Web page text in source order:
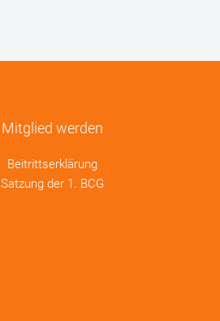
Mitglied werden
Beitrittserklärung
Satzung der 1. BCG